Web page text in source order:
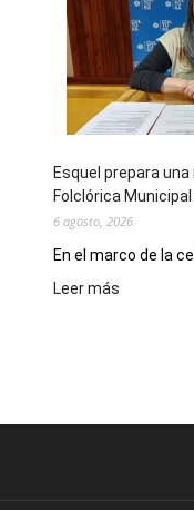
Esquel prepara
Folclórica
6 agosto, 2026
En el marco de la
Leer más
de